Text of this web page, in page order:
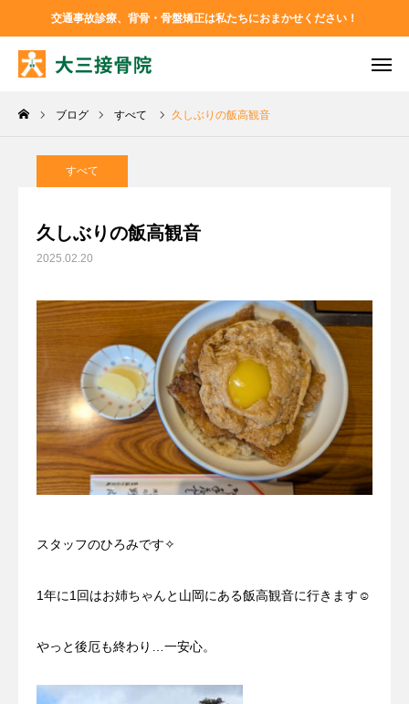
交通事故診療、背骨・骨盤矯正は私たちにおまかせください！
ブログ すべて 久しぶりの飯高観音
すべて
久しぶりの飯高観音
2025.02.20
スタッフのひろみです✧
1年に1回はお姉ちゃんと山岡にある飯高観音に行きます☺
やっと後厄も終わり…一安心。
TEL
アクセス
Facebook
診療メニュー
ブログ
お問い合わせ